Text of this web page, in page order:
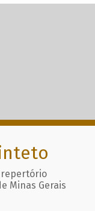
repertório
Minas Gerais